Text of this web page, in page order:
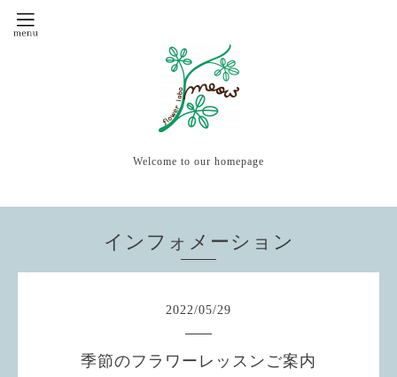
Welcome to our homepage
インフォメーション
2022/05/29
季節のフラワーレッスンご案内